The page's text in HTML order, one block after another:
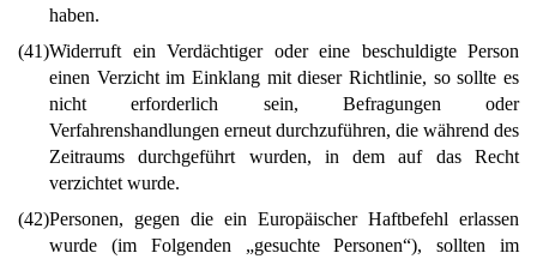
haben.
(41)Widerruft ein Verdächtiger oder eine beschuldigte Person
einen Verzicht im Einklang mit dieser Richtlinie, so sollte es
nicht erforderlich sein, Befragungen oder
Verfahrenshandlungen erneut durchzuführen, die während des
Zeitraums durchgeführt wurden, in dem auf das Recht
verzichtet wurde.
(42)Personen, gegen die ein Europäischer Haftbefehl erlassen
wurde (im Folgenden „gesuchte Personen“), sollten im